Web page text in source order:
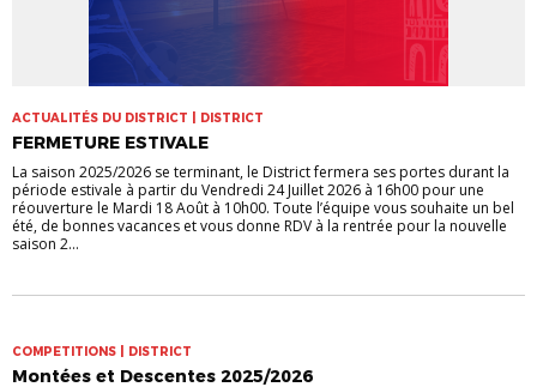
ACTUALITÉS DU DISTRICT | DISTRICT
FERMETURE ESTIVALE
La saison 2025/2026 se terminant, le District fermera ses portes durant la
période estivale à partir du Vendredi 24 Juillet 2026 à 16h00 pour une
réouverture le Mardi 18 Août à 10h00. Toute l’équipe vous souhaite un bel
été, de bonnes vacances et vous donne RDV à la rentrée pour la nouvelle
saison 2...
COMPETITIONS | DISTRICT
Montées et Descentes 2025/2026